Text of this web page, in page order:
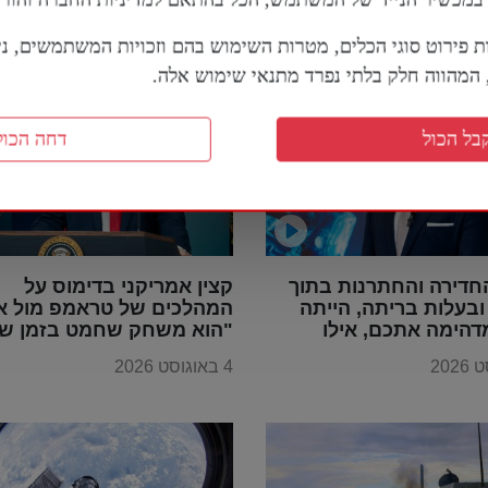
קצין אמריקני בדימוס על
המהלכים של טראמפ מול
"הוא משחק שחמט בזמן
4 באוגוסט 2026
והחתרנות בתוך
בריתה, הייתה
אתכם, אילו
פירוט סוגי הכלים, מטרות השימוש בהם וזכויות המשתמשים,
חלק בלתי נפרד מתנאי שימוש אלה.
דחה הכול